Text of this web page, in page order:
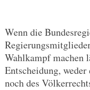
Wenn die
Wahlkampf machen
Entscheidung,
noch des